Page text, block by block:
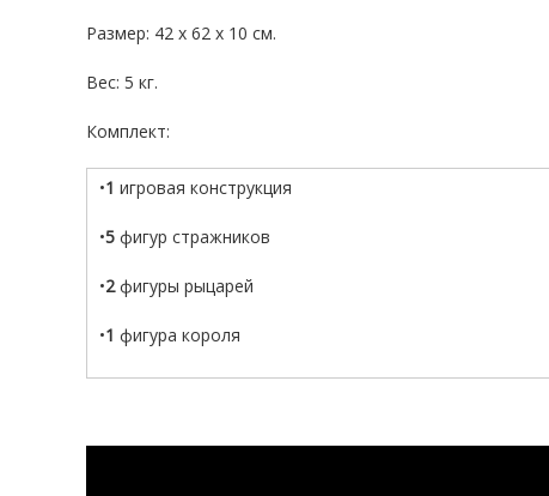
Размер: 42 х 62 х 10 см.
Вес: 5 кг.
Комплект:
•1 игровая конструкция
•5 фигур стражников
•2фигуры рыцарей
•1 фигура короля